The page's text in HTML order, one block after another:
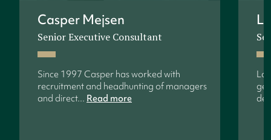
Casper Mejsen
Senior Executive Consultant
Since 1997 Casper has worked with
recruitment and headhunting of managers
and direct... Read more